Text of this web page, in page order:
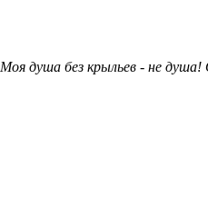
Моя душа без крыльев - не